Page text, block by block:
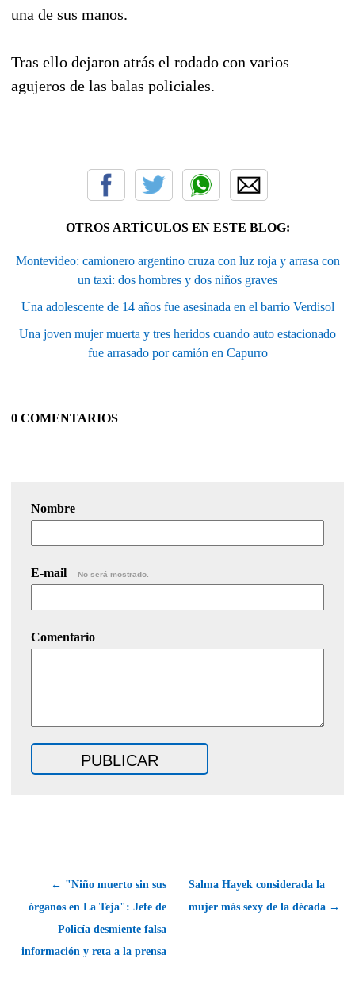
una de sus manos.
Tras ello dejaron atrás el rodado con varios
agujeros de las balas policiales.
OTROS ARTÍCULOS EN ESTE BLOG:
Montevideo: camionero argentino cruza con luz roja y arrasa con
un taxi: dos hombres y dos niños graves
Una adolescente de 14 años fue asesinada en el barrio Verdisol
Una joven mujer muerta y tres heridos cuando auto estacionado
fue arrasado por camión en Capurro
0 COMENTARIOS
Nombre
E-mail No será mostrado.
Comentario
← "Niño muerto sin sus
órganos en La Teja": Jefe de
Policía desmiente falsa
información y reta a la prensa
Salma Hayek considerada la
mujer más sexy de la década →